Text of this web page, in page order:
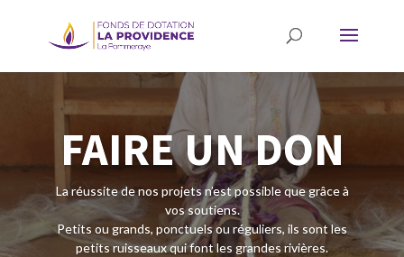
FAIRE UN DON
La réussite de nos projets n’est possible que grâce à
vos soutiens.
Petits ou grands, ponctuels ou réguliers, ils sont les
petits ruisseaux qui font les grandes rivières.